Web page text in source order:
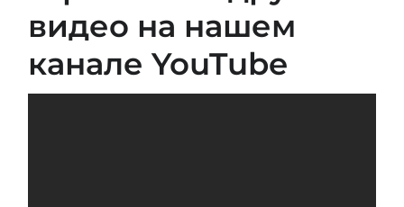
видео на нашем
канале YouTube